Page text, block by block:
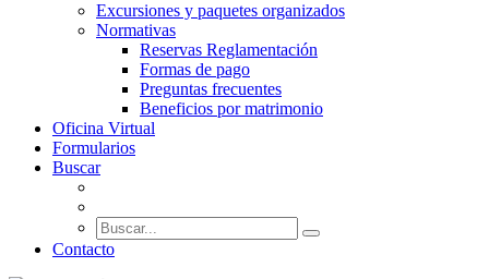
Excursiones y paquetes organizados
Normativas
Reservas Reglamentación
Formas de pago
Preguntas frecuentes
Beneficios por matrimonio
Oficina Virtual
Formularios
Buscar
Contacto